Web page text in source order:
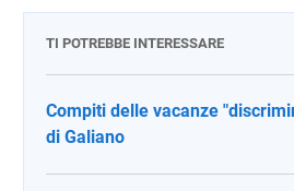
TI POTREBBE INTERESSARE
Compiti delle vacanze
di Galiano